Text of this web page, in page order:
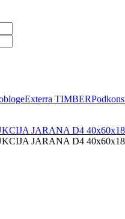
Exterra TIMBER